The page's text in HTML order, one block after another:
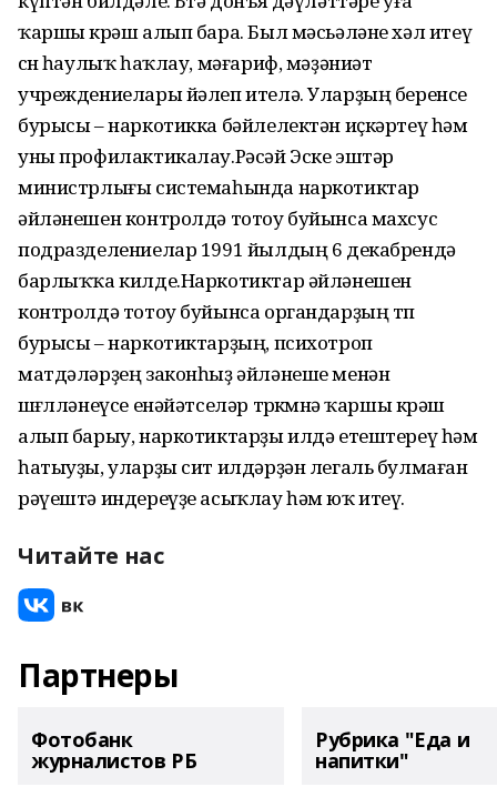
ҡаршы көрәш алып бара. Был мәсьәләне хәл итеү
өсөн һаулыҡ һаҡлау, мәғариф, мәҙәниәт
учреждениелары йәлеп ителә. Уларҙың беренсе
бурысы – наркотикка бәйлелектән иҫкәртеү һәм
уны профилактикалау.Рәсәй Эске эштәр
министрлығы системаһында наркотиктар
әйләнешен контролдә тотоу буйынса махсус
подразделениелар 1991 йылдың 6 декабрендә
барлыҡҡа килде.Наркотиктар әйләнешен
контролдә тотоу буйынса органдарҙың төп
бурысы – наркотиктарҙың, психотроп
матдәләрҙең законһыҙ әйләнеше менән
шөғөлләнеүсе енәйәтселәр төркөмөнә ҡаршы көрәш
алып барыу, наркотиктарҙы илдә етештереү һәм
һатыуҙы, уларҙы сит илдәрҙән легаль булмаған
рәүештә индереүҙе асыҡлау һәм юҡ итеү.
Читайте нас
Партнеры
Фотобанк
журналистов РБ
Рубрика "Еда и
напитки"